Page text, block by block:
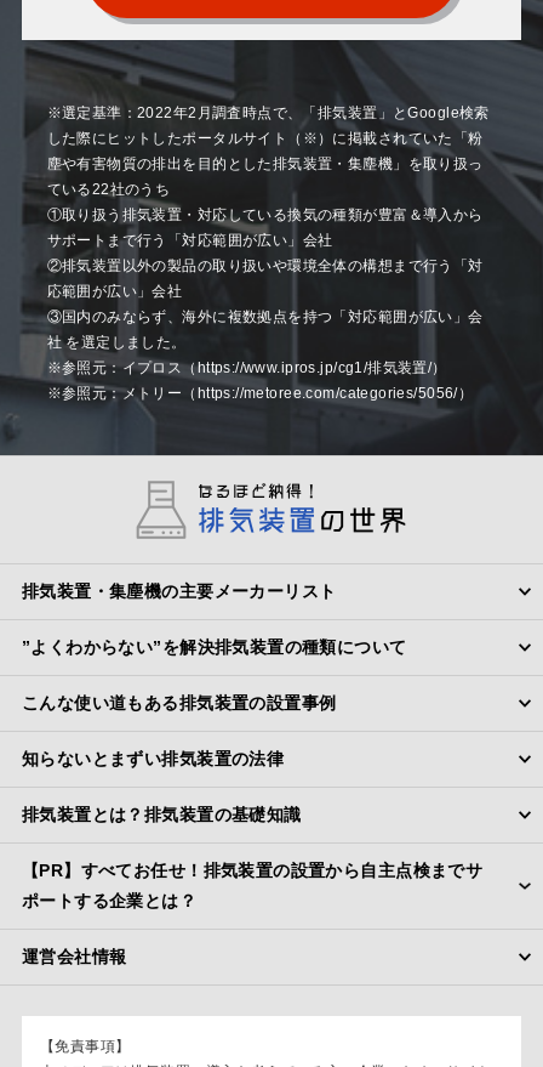
※選定基準：2022年2月調査時点で、「排気装置」とGoogle検索
した際にヒットしたポータルサイト（※）に掲載されていた「粉
塵や有害物質の排出を目的とした排気装置・集塵機」を取り扱っ
ている22社のうち
①取り扱う排気装置・対応している換気の種類が豊富＆導入から
サポートまで行う「対応範囲が広い」会社
②排気装置以外の製品の取り扱いや環境全体の構想まで行う「対
応範囲が広い」会社
③国内のみならず、海外に複数拠点を持つ「対応範囲が広い」会
社 を選定しました。
※参照元：イプロス（https://www.ipros.jp/cg1/排気装置/）
※参照元：メトリー（https://metoree.com/categories/5056/）
排気装置・集塵機の主要メーカーリスト
”よくわからない”を解決排気装置の種類について
こんな使い道もある排気装置の設置事例
知らないとまずい排気装置の法律
排気装置とは？排気装置の基礎知識
【PR】すべてお任せ！排気装置の設置から自主点検までサ
ポートする企業とは？
運営会社情報
【免責事項】